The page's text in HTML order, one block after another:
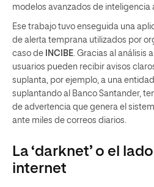
modelos avanzados de inteligencia
Ese trabajo tuvo enseguida una
de alerta temprana utilizados por
caso de
INCIBE . Gracias al análisis
usuarios pueden recibir avisos
suplanta, por ejemplo, a una
suplantando al Banco Santander,
de advertencia que genera el
ante miles de correos diarios.
La ‘darknet’ o el
internet